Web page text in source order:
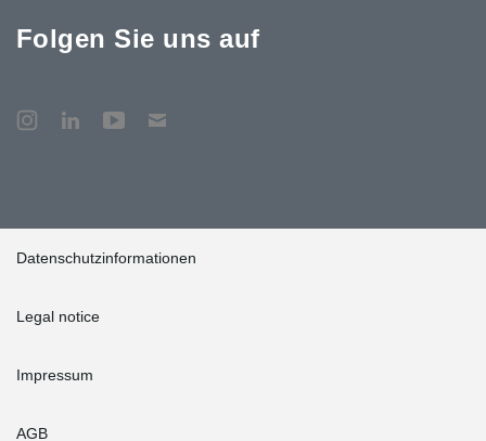
Folgen Sie uns auf
Datenschutzinformationen
Legal notice
Impressum
AGB